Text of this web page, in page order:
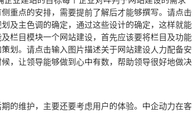
重点的安排，需要提前了解后才能够撰写。请点击
及主色调的确定，通过这些设计的确定，这样就能
栏目模块一个网站建设，首先应该要将栏目及功能
划。请点击输入图片描述关于网站建设人力配备安
，让领导能够做到心中有数，帮助领导很好地做决
的维护，主要还要考虑用户的体验。中企动力在客